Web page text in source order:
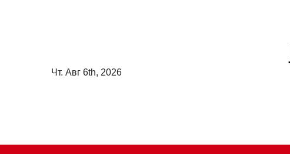
Чт. Авг 6th, 2026